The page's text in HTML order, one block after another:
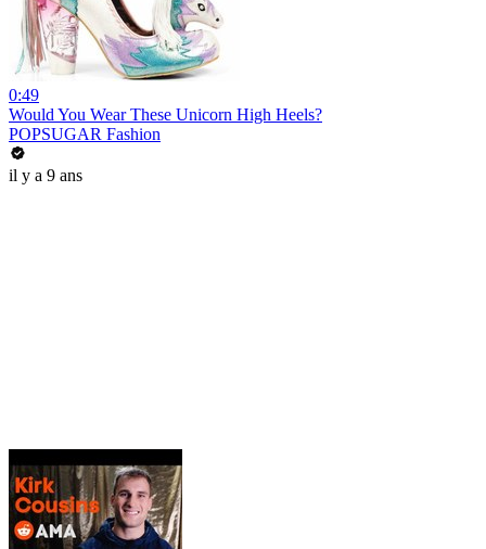
0:49
Would You Wear These Unicorn High Heels?
POPSUGAR Fashion
il y a 9 ans